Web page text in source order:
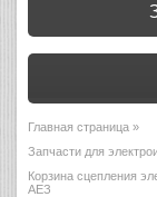
Главная страница »
Запчасти для
Корзина сцепления
АЕЗ